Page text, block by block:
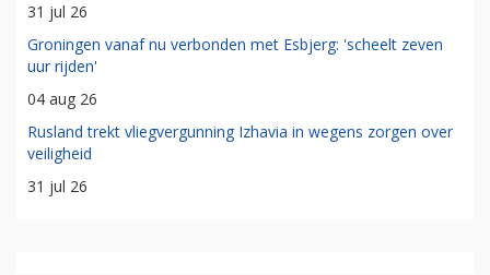
31 jul 26
Groningen vanaf nu verbonden met Esbjerg: 'scheelt zeven
uur rijden'
04 aug 26
Rusland trekt vliegvergunning Izhavia in wegens zorgen over
veiligheid
31 jul 26